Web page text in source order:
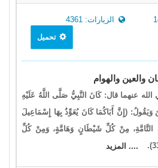
الزيارات: 4361
تحميل
عنهما قال: كَانَ النَّبِيُّ صَلَّى اللَّهُ عَلَيْهِ
(إِنَّ أَبَاكُمَا كَانَ يُعَوِّذُ بِهَا إِسْمَاعِيلَ
التَّامَّةِ، مِنْ كُلِّ شَيْطَانٍ وَهَامَّةٍ، وَمِنْ كُلِّ
.... المزيد